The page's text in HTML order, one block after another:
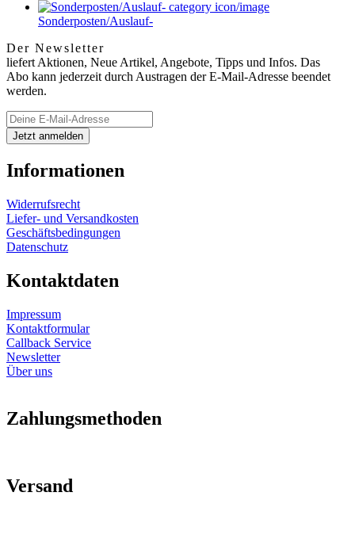
Sonderposten/Auslauf-
Der Newsletter
liefert Aktionen, Neue Artikel, Angebote, Tipps und Infos. Das
Abo kann jederzeit durch Austragen der E-Mail-Adresse beendet
werden.
Informationen
Widerrufsrecht
Liefer- und Versandkosten
Geschäftsbedingungen
Datenschutz
Kontaktdaten
Impressum
Kontaktformular
Callback Service
Newsletter
Über uns
Zahlungsmethoden
Versand